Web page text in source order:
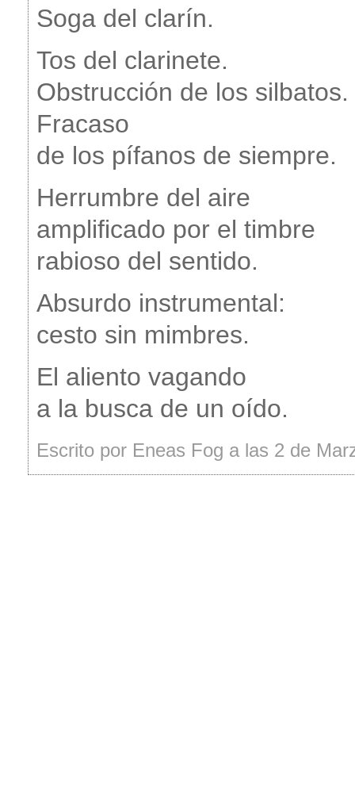
Soga del clarín.
Tos del clarinete.
Obstrucción de los silbatos.
Fracaso
de los pífanos de siempre.
Herrumbre del aire
amplificado por el timbre
rabioso del sentido.
Absurdo instrumental:
cesto sin mimbres.
El aliento vagando
a la busca de un oído.
Escrito por Eneas Fog a las 2 de